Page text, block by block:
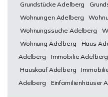
Grundstücke Adelberg
Wohnungen Adelberg
Wohnungssuche Adelberg
Wohnung Adelberg
Haus
Adelberg
Immobilie Adelberg
Hauskauf Adelberg
Adelberg
Einfamilienhäuser